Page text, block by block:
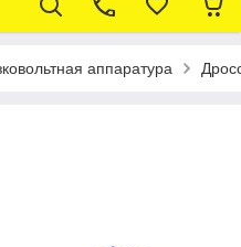
аппаратура